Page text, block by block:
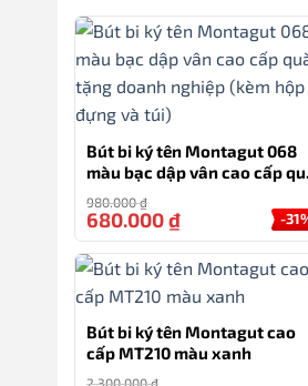
Dễ Bảo Quản: Do tính
không cần lo lắng về việc
Sử Dụng Trong Nhiều
rằng bạn có thể tìm thấy
Bút Montagut chính hãng
lợi. Màu đen tinh tế làm nổi
và gu thẩm mỹ của bạn.
Mã sản phẩm: MT085
Cỡ ngòi: 0.5mm
Bút bi ký tên Montagut 068
màu bạc dập vân cao cấp
đựng và túi)
980.000₫
-
680.000₫
Bút bi ký tên Montagut cao
cấp MT210 màu xanh
2.300.000₫